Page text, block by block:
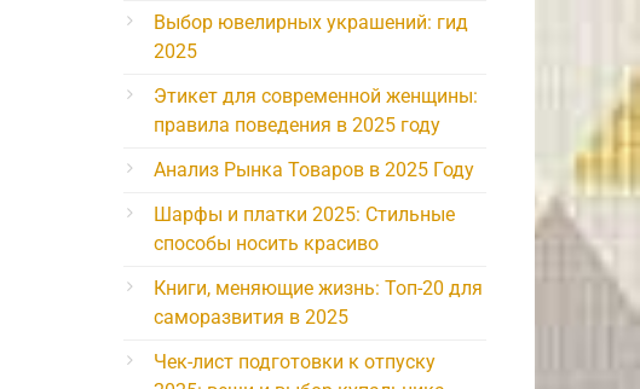
Выбор ювелирных украшений: гид
2025
Этикет для современной женщины:
правила поведения в 2025 году
Анализ Рынка Товаров в 2025 Году
Шарфы и платки 2025: Стильные
способы носить красиво
Книги, меняющие жизнь: Топ-20 для
саморазвития в 2025
Чек-лист подготовки к отпуску